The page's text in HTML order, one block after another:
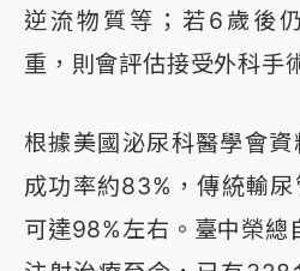
逆流物質等；若6歲後
重，則會評估接受外科手
根據美國泌尿科醫學會
成功率約83%，傳統輸
可達98%左右。臺中榮